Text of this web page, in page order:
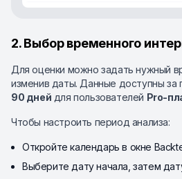
2. Выбор временного
Для оценки можно задать нужный
изменив даты. Данные доступны за
90 дней для пользователей Pro-
Чтобы настроить период анализа:
Откройте календарь в окне
Выберите дату начала, затем